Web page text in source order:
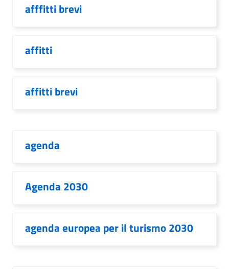
afffitti brevi
affitti
affitti brevi
agenda
Agenda 2030
agenda europea per il turismo 2030